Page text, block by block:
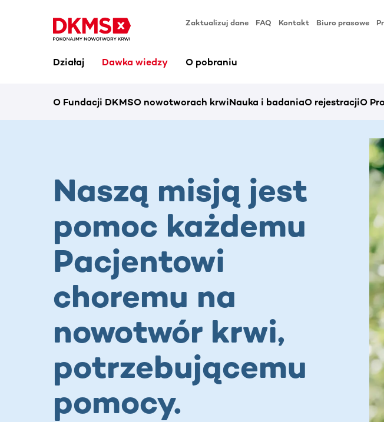
Zaktualizuj dane FAQ Kontakt Biuro prasowe
Działaj Dawka wiedzy O pobraniu
O Fundacji DKMSO nowotworach krwiNauka i badaniaO rejestracjiO
Naszą misją jest
pomoc każdemu
Pacjentowi
choremu na
nowotwór krwi,
potrzebującemu
pomocy.